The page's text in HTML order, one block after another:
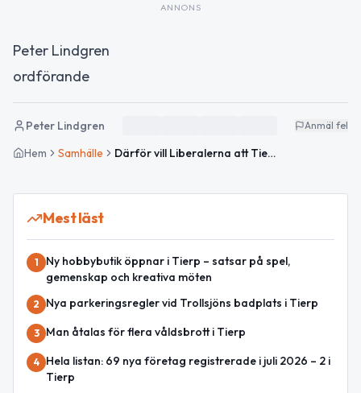
ANNONS
Peter Lindgren
ordförande
Peter Lindgren Anmäl fel
Hem Samhälle Därför vill Liberalerna att Tierps kommun tar tillbaka kontrollen över sina lokaler
Mest läst
1
Ny hobbybutik öppnar i Tierp – satsar på spel,
gemenskap och kreativa möten
2 Nya parkeringsregler vid Trollsjöns badplats i Tierp
3 Man åtalas för flera våldsbrott i Tierp
4
Hela listan: 69 nya företag registrerade i juli 2026 – 2 i
Tierp